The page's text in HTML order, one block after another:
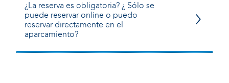
¿La reserva es obligatoria? ¿ Sólo se
puede reservar online o puedo
reservar directamente en el
aparcamiento?